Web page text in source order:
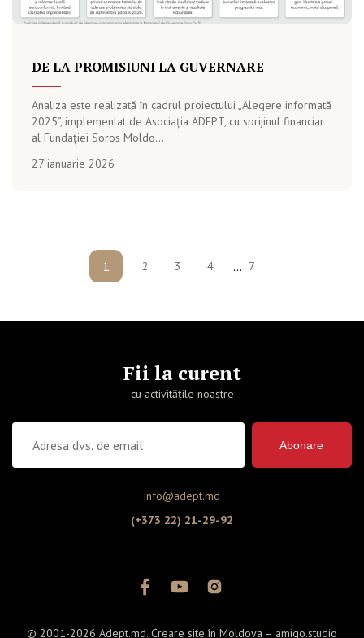
DE LA PROMISIUNI LA GUVERNARE
Analiza este realizată în cadrul proiectului „Alegere informată
2025”, implementat de Asociația ADEPT, cu sprijinul financiar
al Fundației Soros Moldo...
27 ianuarie 2026
1 2 3 4 ... 7
Fii la curent
cu activitățile noastre
Abonare
info@adept.md
(+373 22) 21-29-92
© 2001-2026 Adept.md. Creare site în Moldova – amigo.studio